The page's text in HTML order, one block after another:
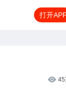
打开
45